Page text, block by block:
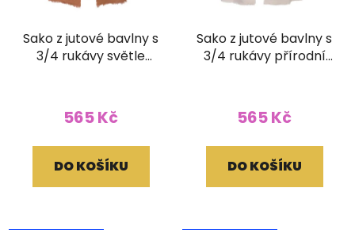
Sako z jutové bavlny s
3/4 rukávy světle
565 Kč
DO KOŠÍKU
Sako z jutové bavlny s
3/4 rukávy přírodní
565 Kč
DO KOŠÍKU